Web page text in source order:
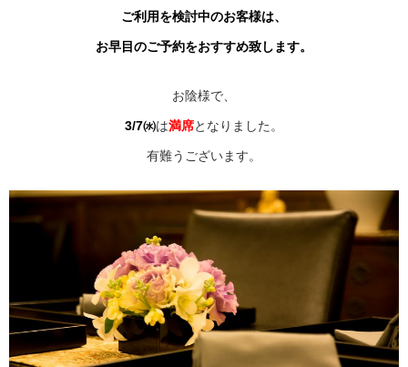
ご利用を検討中のお客様は、
お早目のご予約をおすすめ致します。
お陰様で、
3/7㈬は満席となりました。
有難うございます。